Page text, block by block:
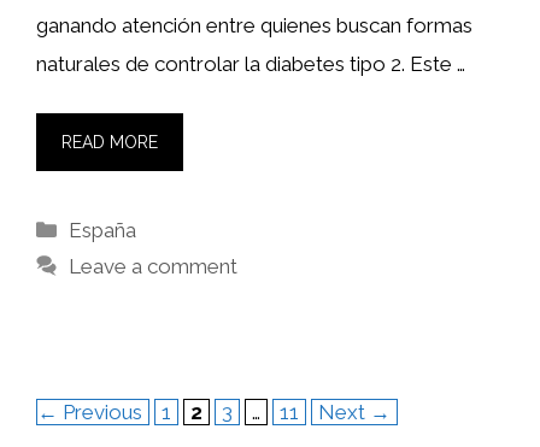
ganando atención entre quienes buscan formas
naturales de controlar la diabetes tipo 2. Este …
READ MORE
Categories
España
Leave a comment
← Previous Page
1 Page
2 Page
3 … Page
11 Next →